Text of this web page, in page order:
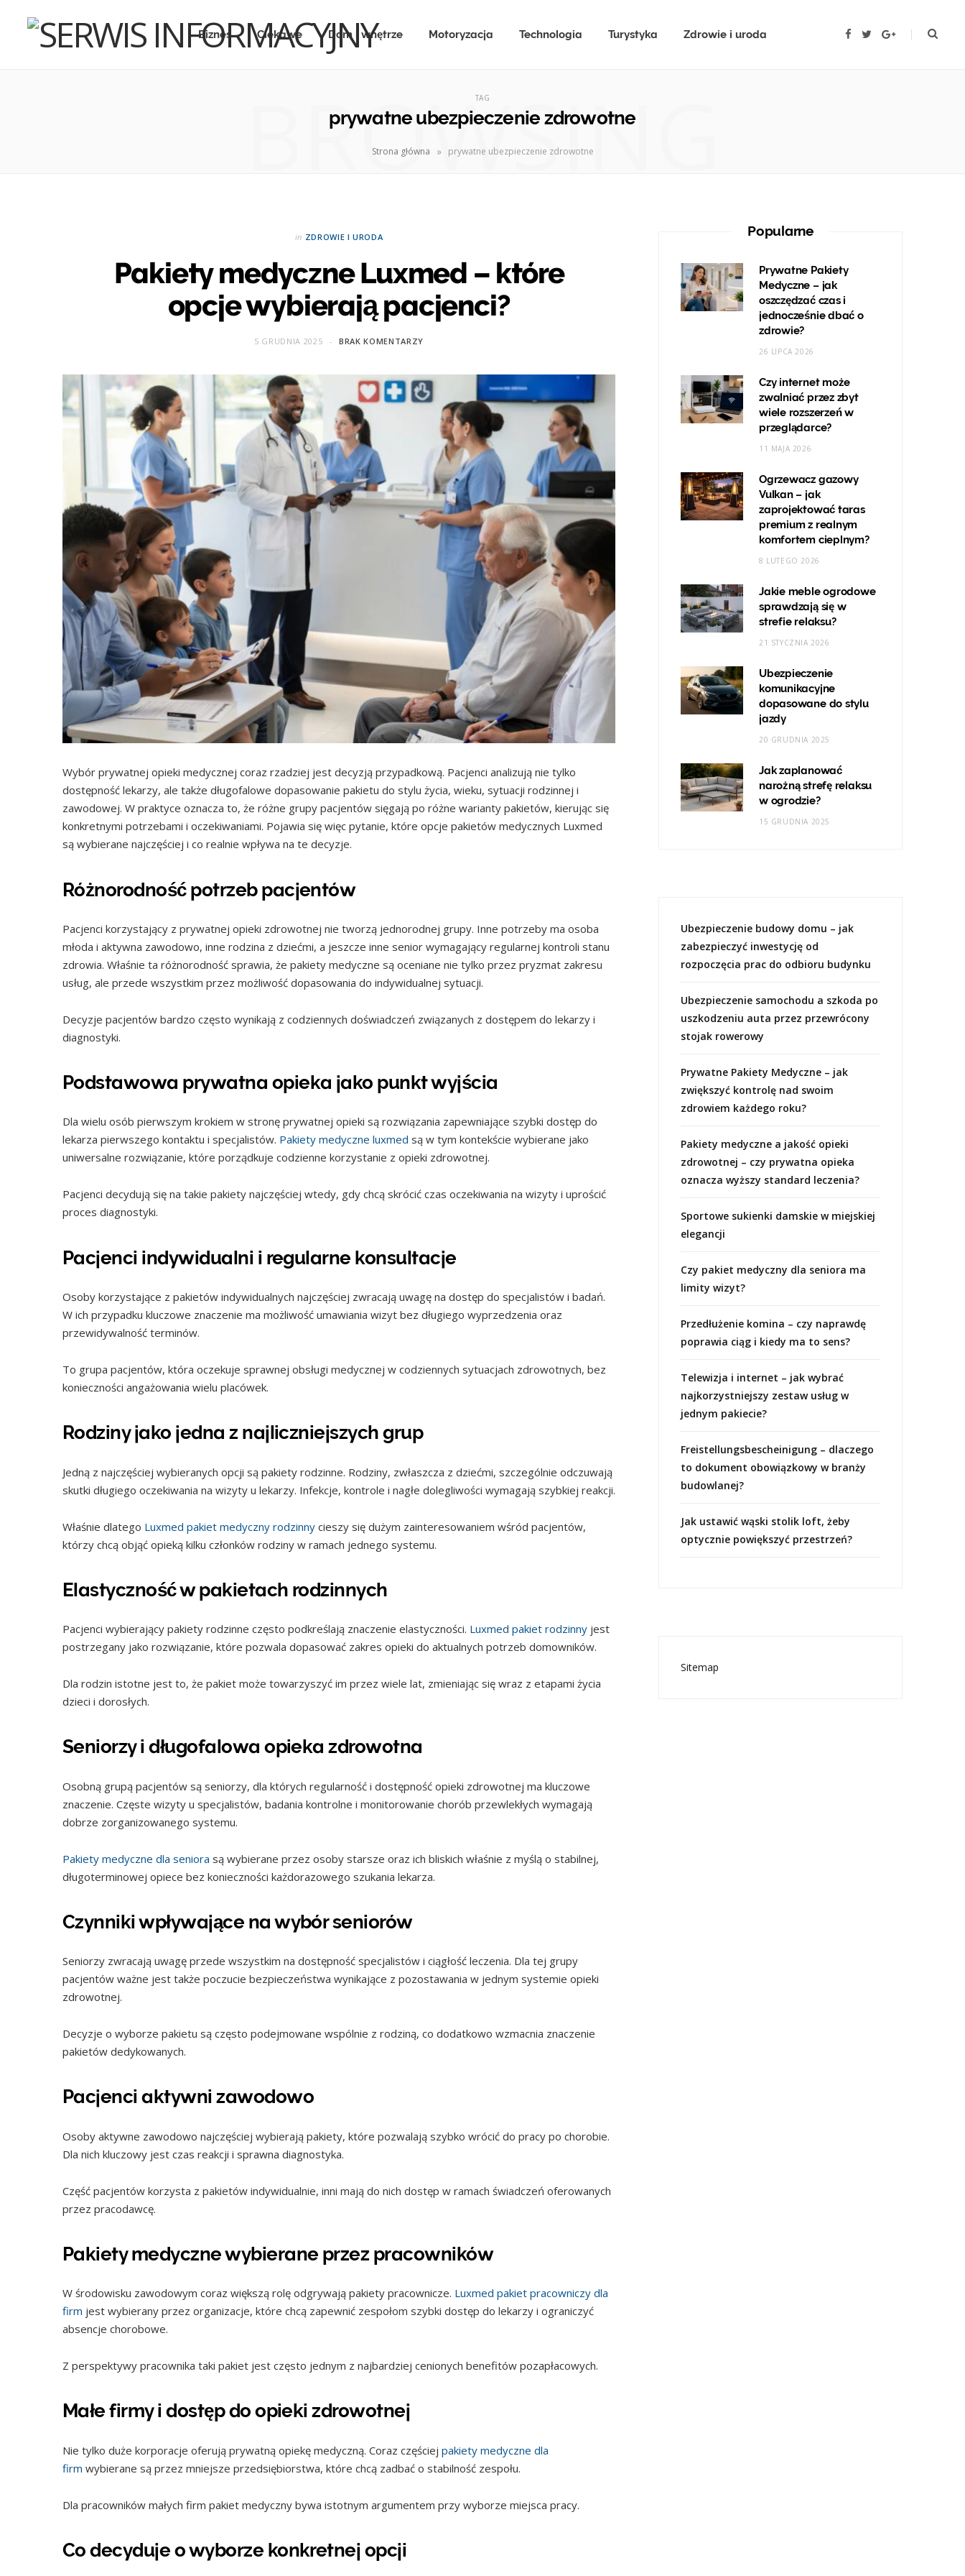
Biznes Ciekawe Dom i wnętrze Motoryzacja Technologia Turystyka Zdrowie i uroda
G
TAG
prywatne ubezpieczenie zdrowotne
BROWSING
Strona główna » prywatne ubezpieczenie zdrowotne
in ZDROWIE I URODA
Pakiety medyczne Luxmed – które
opcje wybierają pacjenci?
5 GRUDNIA 2025 BRAK KOMENTARZY
Wybór prywatnej opieki medycznej coraz rzadziej jest decyzją przypadkową. Pacjenci analizują nie tylko
dostępność lekarzy, ale także długofalowe dopasowanie pakietu do stylu życia, wieku, sytuacji rodzinnej i
zawodowej. W praktyce oznacza to, że różne grupy pacjentów sięgają po różne warianty pakietów, kierując się
konkretnymi potrzebami i oczekiwaniami. Pojawia się więc pytanie, które opcje pakietów medycznych Luxmed
są wybierane najczęściej i co realnie wpływa na te decyzje.
Różnorodność potrzeb pacjentów
Pacjenci korzystający z prywatnej opieki zdrowotnej nie tworzą jednorodnej grupy. Inne potrzeby ma osoba
młoda i aktywna zawodowo, inne rodzina z dziećmi, a jeszcze inne senior wymagający regularnej kontroli stanu
zdrowia. Właśnie ta różnorodność sprawia, że pakiety medyczne są oceniane nie tylko przez pryzmat zakresu
usług, ale przede wszystkim przez możliwość dopasowania do indywidualnej sytuacji.
Decyzje pacjentów bardzo często wynikają z codziennych doświadczeń związanych z dostępem do lekarzy i
diagnostyki.
Podstawowa prywatna opieka jako punkt wyjścia
Dla wielu osób pierwszym krokiem w stronę prywatnej opieki są rozwiązania zapewniające szybki dostęp do
lekarza pierwszego kontaktu i specjalistów. Pakiety medyczne luxmed są w tym kontekście wybierane jako
uniwersalne rozwiązanie, które porządkuje codzienne korzystanie z opieki zdrowotnej.
Pacjenci decydują się na takie pakiety najczęściej wtedy, gdy chcą skrócić czas oczekiwania na wizyty i uprościć
proces diagnostyki.
Pacjenci indywidualni i regularne konsultacje
Osoby korzystające z pakietów indywidualnych najczęściej zwracają uwagę na dostęp do specjalistów i badań.
W ich przypadku kluczowe znaczenie ma możliwość umawiania wizyt bez długiego wyprzedzenia oraz
przewidywalność terminów.
To grupa pacjentów, która oczekuje sprawnej obsługi medycznej w codziennych sytuacjach zdrowotnych, bez
konieczności angażowania wielu placówek.
Rodziny jako jedna z najliczniejszych grup
Jedną z najczęściej wybieranych opcji są pakiety rodzinne. Rodziny, zwłaszcza z dziećmi, szczególnie odczuwają
skutki długiego oczekiwania na wizyty u lekarzy. Infekcje, kontrole i nagłe dolegliwości wymagają szybkiej reakcji.
Właśnie dlatego Luxmed pakiet medyczny rodzinny cieszy się dużym zainteresowaniem wśród pacjentów,
którzy chcą objąć opieką kilku członków rodziny w ramach jednego systemu.
Elastyczność w pakietach rodzinnych
Pacjenci wybierający pakiety rodzinne często podkreślają znaczenie elastyczności. Luxmed pakiet rodzinny jest
postrzegany jako rozwiązanie, które pozwala dopasować zakres opieki do aktualnych potrzeb domowników.
Dla rodzin istotne jest to, że pakiet może towarzyszyć im przez wiele lat, zmieniając się wraz z etapami życia
dzieci i dorosłych.
Seniorzy i długofalowa opieka zdrowotna
Osobną grupą pacjentów są seniorzy, dla których regularność i dostępność opieki zdrowotnej ma kluczowe
znaczenie. Częste wizyty u specjalistów, badania kontrolne i monitorowanie chorób przewlekłych wymagają
dobrze zorganizowanego systemu.
Pakiety medyczne dla seniora są wybierane przez osoby starsze oraz ich bliskich właśnie z myślą o stabilnej,
długoterminowej opiece bez konieczności każdorazowego szukania lekarza.
Czynniki wpływające na wybór seniorów
Seniorzy zwracają uwagę przede wszystkim na dostępność specjalistów i ciągłość leczenia. Dla tej grupy
pacjentów ważne jest także poczucie bezpieczeństwa wynikające z pozostawania w jednym systemie opieki
zdrowotnej.
Decyzje o wyborze pakietu są często podejmowane wspólnie z rodziną, co dodatkowo wzmacnia znaczenie
pakietów dedykowanych.
Pacjenci aktywni zawodowo
Osoby aktywne zawodowo najczęściej wybierają pakiety, które pozwalają szybko wrócić do pracy po chorobie.
Dla nich kluczowy jest czas reakcji i sprawna diagnostyka.
Część pacjentów korzysta z pakietów indywidualnie, inni mają do nich dostęp w ramach świadczeń oferowanych
przez pracodawcę.
Pakiety medyczne wybierane przez pracowników
W środowisku zawodowym coraz większą rolę odgrywają pakiety pracownicze. Luxmed pakiet pracowniczy dla
firm jest wybierany przez organizacje, które chcą zapewnić zespołom szybki dostęp do lekarzy i ograniczyć
absencje chorobowe.
Z perspektywy pracownika taki pakiet jest często jednym z najbardziej cenionych benefitów pozapłacowych.
Małe firmy i dostęp do opieki zdrowotnej
Nie tylko duże korporacje oferują prywatną opiekę medyczną. Coraz częściej pakiety medyczne dla
firm wybierane są przez mniejsze przedsiębiorstwa, które chcą zadbać o stabilność zespołu.
Dla pracowników małych firm pakiet medyczny bywa istotnym argumentem przy wyborze miejsca pracy.
Co decyduje o wyborze konkretnej opcji
Popularne
Prywatne Pakiety
Medyczne – jak
oszczędzać czas i
jednocześnie dbać o
zdrowie?
26 LIPCA 2026
Czy internet może
zwalniać przez zbyt
wiele rozszerzeń w
przeglądarce?
11 MAJA 2026
Ogrzewacz gazowy
Vulkan – jak
zaprojektować taras
premium z realnym
komfortem cieplnym?
8 LUTEGO 2026
Jakie meble ogrodowe
sprawdzają się w
strefie relaksu?
21 STYCZNIA 2026
Ubezpieczenie
komunikacyjne
dopasowane do stylu
jazdy
20 GRUDNIA 2025
Jak zaplanować
narożną strefę relaksu
w ogrodzie?
15 GRUDNIA 2025
Ubezpieczenie budowy domu – jak
zabezpieczyć inwestycję od
rozpoczęcia prac do odbioru budynku
Ubezpieczenie samochodu a szkoda po
uszkodzeniu auta przez przewrócony
stojak rowerowy
Prywatne Pakiety Medyczne – jak
zwiększyć kontrolę nad swoim
zdrowiem każdego roku?
Pakiety medyczne a jakość opieki
zdrowotnej – czy prywatna opieka
oznacza wyższy standard leczenia?
Sportowe sukienki damskie w miejskiej
elegancji
Czy pakiet medyczny dla seniora ma
limity wizyt?
Przedłużenie komina – czy naprawdę
poprawia ciąg i kiedy ma to sens?
Telewizja i internet – jak wybrać
najkorzystniejszy zestaw usług w
jednym pakiecie?
Freistellungsbescheinigung – dlaczego
to dokument obowiązkowy w branży
budowlanej?
Jak ustawić wąski stolik loft, żeby
optycznie powiększyć przestrzeń?
Sitemap